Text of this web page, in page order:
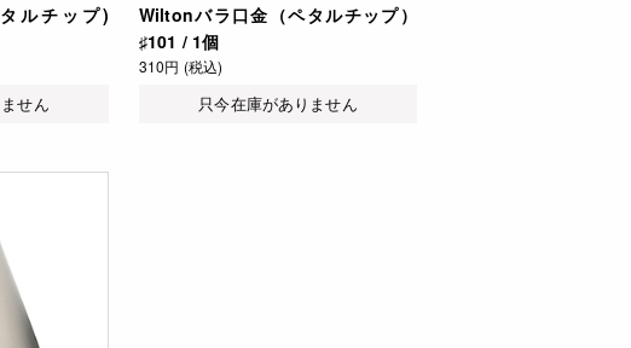
ルチップ)
せん
Wiltonバラ口金（ペタルチップ）
♯101 / 1個
310円 (税込)
只今在庫がありません